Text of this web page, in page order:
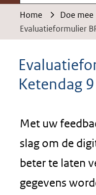
Home Doe mee
Evaluatieformulier
Ketendag
Met uw
slag om de
beter te laten
gegevens